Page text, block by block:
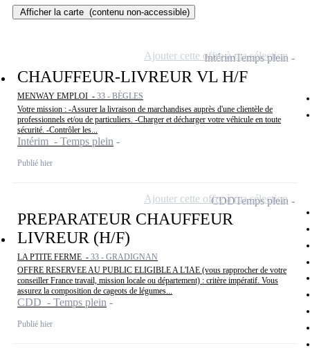
Afficher la carte (contenu non-accessible)
CHAUFFEUR-LIVREUR VL H/F
MENWAY EMPLOI - 33 - BÈGLES
Votre mission : -Assurer la livraison de marchandises auprès d'une clientèle de
professionnels et/ou de particuliers. -Charger et décharger votre véhicule en toute
sécurité. -Contrôler les...
Intérim - Temps plein
Publié hier
IntérimTemps plein
Ajouter cette offre à ma sélection
PREPARATEUR CHAUFFEUR
LIVREUR (H/F)
LA PTITE FERME - 33 - GRADIGNAN
OFFRE RESERVEE AU PUBLIC ELIGIBLE A L'IAE (vous rapprocher de votre
conseiller France travail, mission locale ou département) : critère impératif. Vous
assurez la composition de cageots de légumes...
CDD - Temps plein
Publié hier
CDDTemps plein
Ajouter cette offre à ma sélection